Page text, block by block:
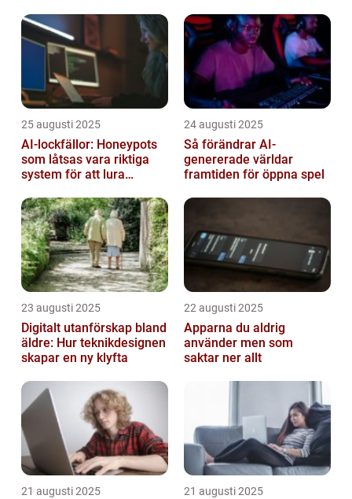
25 augusti 2025
AI-lockfällor: Honeypots
som låtsas vara riktiga
system för att lura
24 augusti 2025
Så förändrar AI-
genererade världar
framtiden för öppna spel
23 augusti 2025
Digitalt utanförskap bland
äldre: Hur teknikdesignen
skapar en ny klyfta
22 augusti 2025
Apparna du aldrig
använder men som
saktar ner allt
21 augusti 2025 21 augusti 2025